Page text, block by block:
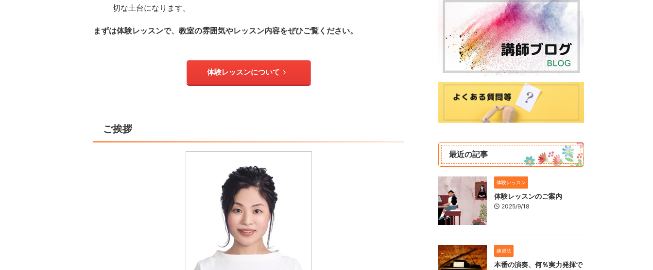
切な土台になります。
まずは体験レッスンで、 教室の雰囲気やレッスン内容をぜひご覧ください。
体験レッスンについて
ご挨拶
最近の記事
体験レッスン
体験レッスンのご案内
2025/9/18
練習法
本番の演奏、何％実力発揮で